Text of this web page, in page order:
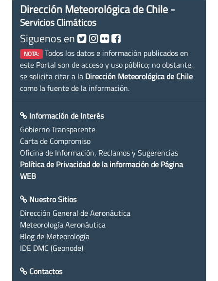
Dirección Meteorológica de Chile -
Servicios Climáticos
Siguenos en
NOTA: Todos los datos e información publicados en
este Portal son de acceso y uso público; no obstante,
se solicita citar a la Dirección Meteorológica de Chile
como la fuente de la información.
Información de Interés
Gobierno Transparente
Carta de Compromiso
Oficina de Información, Reclamos y Sugerencias
Política de Privacidad de la información de Página
WEB
Nuestro Sitios
Dirección General de Aeronáutica
Meteorología Aeronáutica
Blog de Meteorología
IDE DMC (Geonode)
Contactos